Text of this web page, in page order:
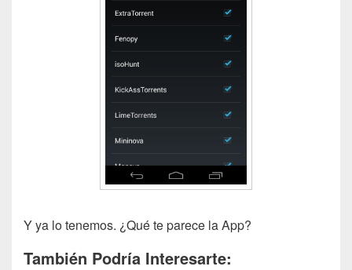
Y ya lo tenemos. ¿Qué te parece la App?
También Podría Interesarte: